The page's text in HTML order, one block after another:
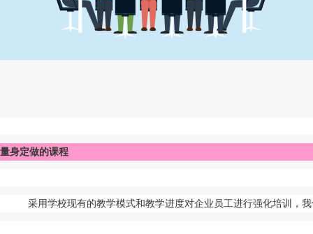
量身定做的课程
采用学校现有的教学模式和教学进度对企业员工进行强化培训，